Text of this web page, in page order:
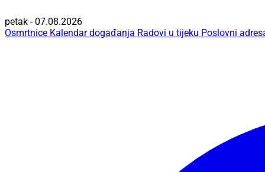
petak - 07.08.2026
Osmrtnice Kalendar događanja Radovi u tijeku Poslovni